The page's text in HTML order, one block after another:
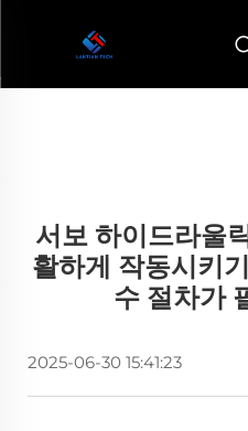
서보 하이드라울
활하게 작동시키
수 절차가
2025-06-30 15:41:23